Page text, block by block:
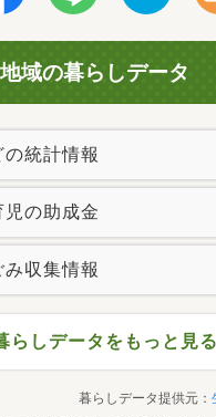
域の暮らしデータ
統計情報
の助成金
収集情報
らしデータをもっと見る
暮らしデータ提供元：